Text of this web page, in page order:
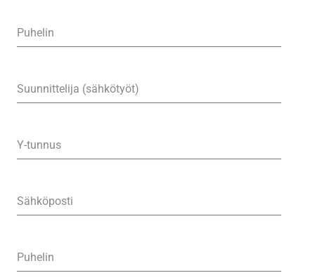
Puhelin
Suunnittelija (sähkötyöt)
Y-tunnus
Sähköposti
Puhelin